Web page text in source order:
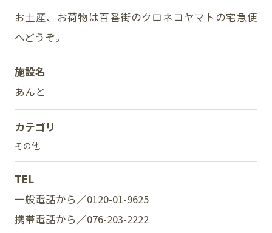
スタッフ募集
百番街くらぶ
SNS
お土産、お荷物は百番街のクロネコヤマトの宅急便
へどうぞ。
施設名
あんと
カテゴリ
その他
TEL
一般電話から／0120-01-9625
携帯電話から／076-203-2222